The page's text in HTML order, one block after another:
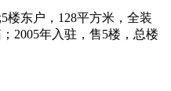
楼东户，128平方米，全装
2005年入驻，售5楼，总楼